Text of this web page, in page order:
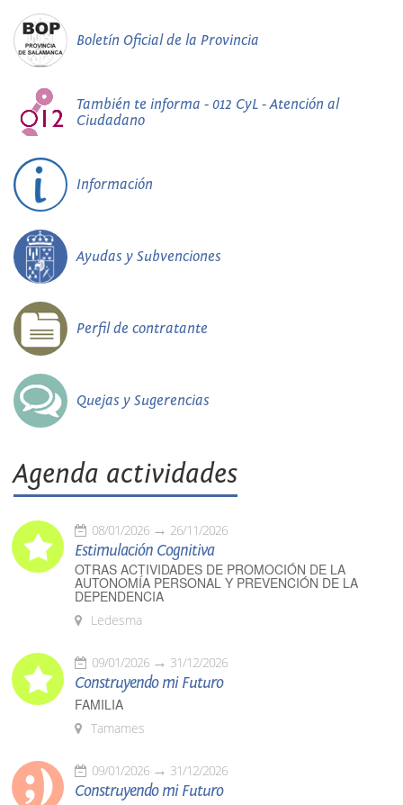
Boletín Oficial de la Provincia
También te informa - 012 CyL - Atención al
Ciudadano
Información
Ayudas y Subvenciones
Perfil de contratante
Quejas y Sugerencias
Agenda actividades
08/01/2026 26/11/2026
Estimulación Cognitiva
OTRAS ACTIVIDADES DE PROMOCIÓN DE LA
AUTONOMÍA PERSONAL Y PREVENCIÓN DE LA
DEPENDENCIA
Ledesma
09/01/2026 31/12/2026
Construyendo mi Futuro
FAMILIA
Tamames
09/01/2026 31/12/2026
Construyendo mi Futuro